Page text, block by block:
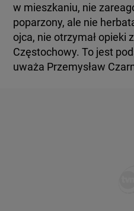
w mieszkaniu, nie
poparzony, ale nie
ojca, nie otrzymał opieki
Częstochowy. To jest
uważa Przemysław